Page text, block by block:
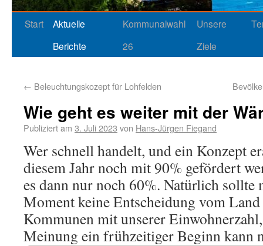
Start
Aktuelle
Berichte
Kommunalwahl
26
Unsere
Ziele
← Beleuchtungskozept für Lohfelden
Wie geht es weiter mit der
Publiziert am 3. Juli 2023 von Hans-Jürgen Fiegand
Wer schnell handelt, und ein Konzept
diesem Jahr noch mit 90% gefördert
es dann nur noch 60%. Natürlich sollte
Moment keine Entscheidung vom
Kommunen mit unserer
Meinung ein frühzeitiger Beginn kann